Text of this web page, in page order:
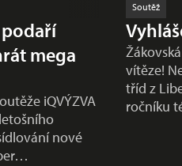
podaří
mega
iQVÝZVA
nové
Soutěž
vítěze!
tříd z
ročníku